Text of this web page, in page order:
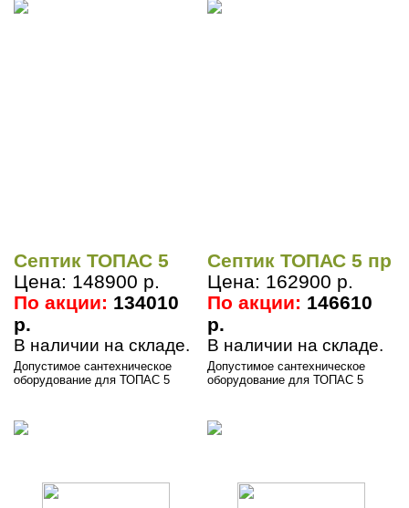
Септик ТОПАС 5
Цена: 148900 р.
По акции: 134010
р.
В наличии на складе.
Допустимое сантехническое
оборудование для ТОПАС 5
Септик ТОПАС 5 пр
Цена: 162900 р.
По акции: 146610
р.
В наличии на складе.
Допустимое сантехническое
оборудование для ТОПАС 5